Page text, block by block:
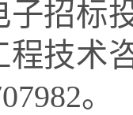
子招标
程技术
982。